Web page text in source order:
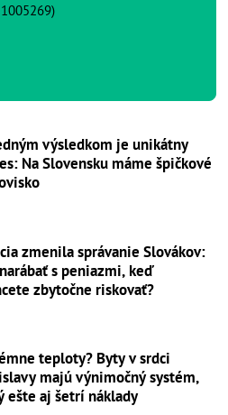
výsledkom je unikátny
Na Slovensku máme špičkové
zmenila správanie Slovákov:
s peniazmi, keď
zbytočne riskovať?
teploty? Byty v srdci
majú výnimočný systém,
ešte aj šetrí náklady